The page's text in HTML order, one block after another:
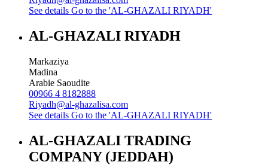
See details Go to the 'AL-GHAZALI RIYADH'
AL-GHAZALI RIYADH
Markaziya
Madina
Arabie Saoudite
00966 4 8182888
Riyadh@al-ghazalisa.com
See details Go to the 'AL-GHAZALI RIYADH'
AL-GHAZALI TRADING
COMPANY (JEDDAH)